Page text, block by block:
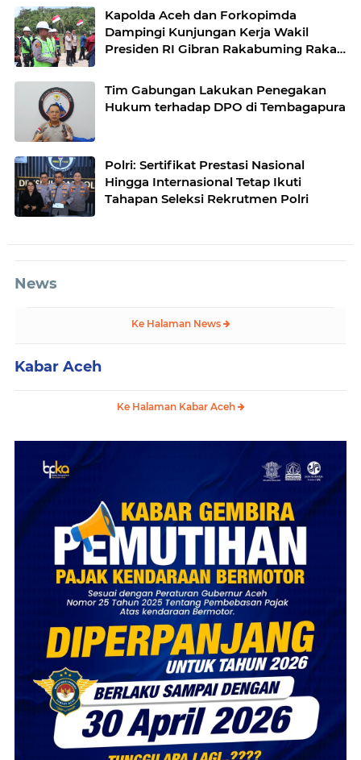
Kapolda Aceh dan Forkopimda
Dampingi Kunjungan Kerja Wakil
Presiden RI Gibran Rakabuming Raka
Tim Gabungan Lakukan Penegakan
Hukum terhadap DPO di Tembagapura
Polri: Sertifikat Prestasi Nasional
Hingga Internasional Tetap Ikuti
Tahapan Seleksi Rekrutmen Polri
News
Ke Halaman News
Kabar Aceh
Ke Halaman Kabar Aceh